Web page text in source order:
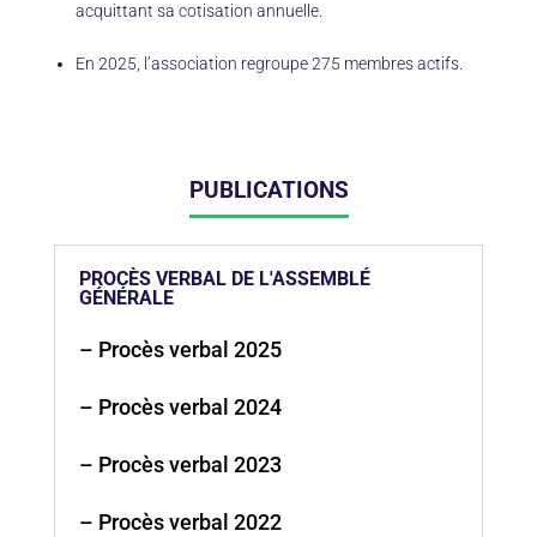
acquittant sa cotisation annuelle.
En 2025, l’association regroupe 275 membres actifs.
PUBLICATIONS
PROCÈS VERBAL DE L'ASSEMBLÉ
GÉNÉRALE
– Procès verbal 2025
– Procès verbal 2024
– Procès verbal 2023
– Procès verbal 2022